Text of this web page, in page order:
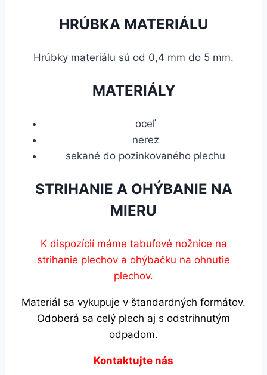
HRÚBKA MATERIÁLU
Hrúbky materiálu sú od 0,4 mm do 5 mm.
MATERIÁLY
oceľ
nerez
sekané do pozinkovaného plechu
STRIHANIE A OHÝBANIE NA
MIERU
K dispozícií máme tabuľové nožnice na
strihanie plechov a ohýbačku na ohnutie
plechov.
Materiál sa vykupuje v štandardných formátov.
Odoberá sa celý plech aj s odstrihnutým
odpadom.
Kontaktujte nás